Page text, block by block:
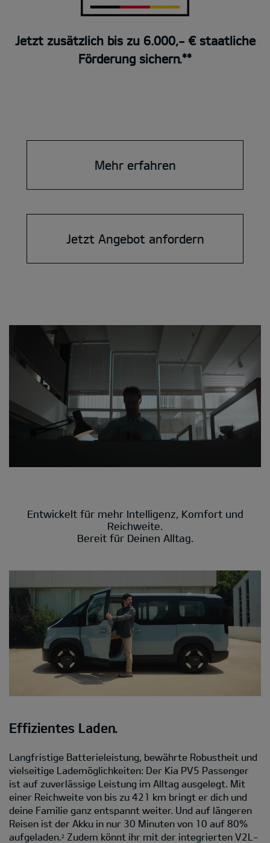
Jetzt zusätzlich bis zu 6.000,- € staatliche
Förderung sichern.**
Mehr erfahren
Jetzt Angebot anfordern
Entwickelt für mehr Intelligenz, Komfort und
Reichweite.
Bereit für Deinen Alltag.
Effizientes Laden.
Langfristige Batterieleistung, bewährte Robustheit und
vielseitige Lademöglichkeiten: Der Kia PV5 Passenger
ist auf zuverlässige Leistung im Alltag ausgelegt. Mit
einer Reichweite von bis zu 421 km bringt er dich und
deine Familie ganz entspannt weiter. Und auf längeren
Reisen ist der Akku in nur 30 Minuten von 10 auf 80%
aufgeladen. 2 Zudem könnt ihr mit der integrierten V2L-